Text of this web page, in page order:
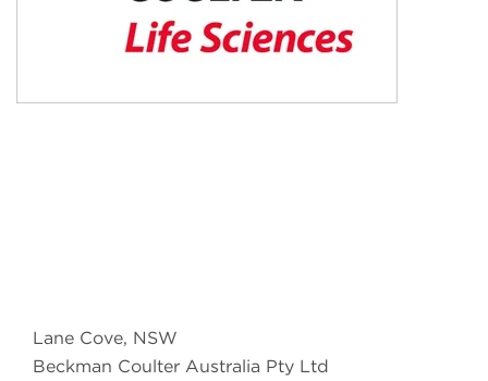
Lane Cove, NSW
Beckman Coulter Australia Pty Ltd